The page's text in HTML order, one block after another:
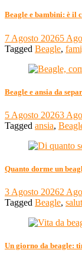
Beagle e bambini: è il
7 Agosto 20265
Tagged Beagle,
Beagle e ansia da
5 Agosto 20263
Tagged ansia,
Quanto dorme un
3 Agosto 20262
Tagged Beagle,
Un giorno da beagle: